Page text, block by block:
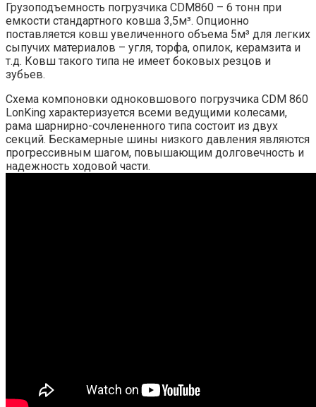
Грузоподъемность погрузчика CDM860 – 6 тонн при
емкости стандартного ковша 3,5м³. Опционно
поставляется ковш увеличенного объема 5м³ для легких
сыпучих материалов – угля, торфа, опилок, керамзита и
т.д. Ковш такого типа не имеет боковых резцов и
зубьев.
Схема компоновки одноковшового погрузчика CDM 860
LonKing характеризуется всеми ведущими колесами,
рама шарнирно-сочлененного типа состоит из двух
секций. Бескамерные шины низкого давления являются
прогрессивным шагом, повышающим долговечность и
надежность ходовой части.